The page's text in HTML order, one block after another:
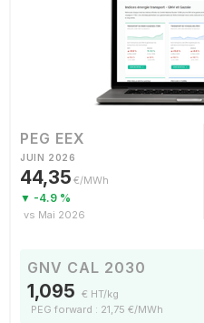
PEG EEX
JUIN 2026
44,35 €/MWh
▼ -4.9 %
vs Mai 2026
GNV CAL 2030
1,095 € HT/kg
PEG forward : 21,75 €/MWh